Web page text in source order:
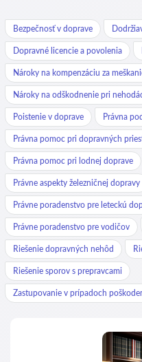
Bezpečnosť v doprave
Dopravné licencie a povolenia
Nároky na kompenzáciu za
Nároky na odškodnenie pri
Poistenie v doprave Právna
Právna pomoc pri dopravných
Právna pomoc pri lodnej doprave
Právne aspekty železničnej dopravy
Právne poradenstvo pre leteckú
Právne poradenstvo pre vodičov
Riešenie dopravných nehôd
Riešenie sporov s prepravcami
Zastupovanie v prípadoch